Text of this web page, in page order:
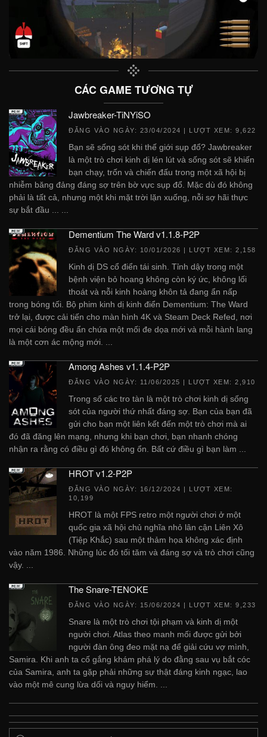
CÁC GAME TƯƠNG TỰ
Jawbreaker-TiNYiSO
ĐĂNG VÀO NGÀY: 23/04/2024 | LƯỢT XEM: 9,622
Bạn sẽ sống sót khi thế giới sụp đổ? Jawbreaker
là một trò chơi kinh dị lén lút và sống sót sẽ khiến
bạn chạy, trốn và chiến đấu trong một xã hội bị
nhiễm băng đảng đáng sợ trên bờ vực sụp đổ. Mặc dù đó không
phải là tất cả, nhưng một khi mặt trời lặn xuống, nỗi sợ hãi thực
sự bắt đầu ... ...
Dementium The Ward v1.1.8-P2P
ĐĂNG VÀO NGÀY: 10/01/2026 | LƯỢT XEM: 2,158
Kinh dị DS cổ điển tái sinh. Tỉnh dậy trong một
bệnh viện bỏ hoang không còn ký ức, không lối
thoát và nỗi kinh hoàng khôn tả đang ẩn nấp
trong bóng tối. Bộ phim kinh dị kinh điển Dementium: The Ward
trở lại, được cải tiến cho màn hình 4K và Steam Deck Refed, nơi
mọi cái bóng đều ẩn chứa một mối đe dọa mới và mỗi hành lang
là một cơn ác mộng mới. ...
Among Ashes v1.1.4-P2P
ĐĂNG VÀO NGÀY: 11/06/2025 | LƯỢT XEM: 2,910
Trong số các tro tàn là một trò chơi kinh dị sống
sót của người thứ nhất đáng sợ. Bạn của bạn đã
gửi cho bạn một liên kết đến một trò chơi mà ai
đó đã đăng lên mạng, nhưng khi bạn chơi, bạn nhanh chóng
nhận ra rằng có điều gì đó không ổn. Bất cứ điều gì bạn làm ...
HROT v1.2-P2P
ĐĂNG VÀO NGÀY: 16/12/2024 | LƯỢT XEM:
10,199
HROT là một FPS retro một người chơi ở một
quốc gia xã hội chủ nghĩa nhỏ lân cận Liên Xô
(Tiệp Khắc) sau một thảm họa không xác định
vào năm 1986. Những lúc đó tối tăm và đáng sợ và trò chơi cũng
vậy. ...
The Snare-TENOKE
ĐĂNG VÀO NGÀY: 15/06/2024 | LƯỢT XEM: 9,233
Snare là một trò chơi tội phạm và kinh dị một
người chơi. Atlas theo manh mối được gửi bởi
người đàn ông đeo mặt nạ để giải cứu vợ mình,
Samira. Khi anh ta cố gắng khám phá lý do đằng sau vụ bắt cóc
của Samira, anh ta gặp phải những sự thật đáng kinh ngạc, lao
vào một mê cung lừa dối và nguy hiểm. ...